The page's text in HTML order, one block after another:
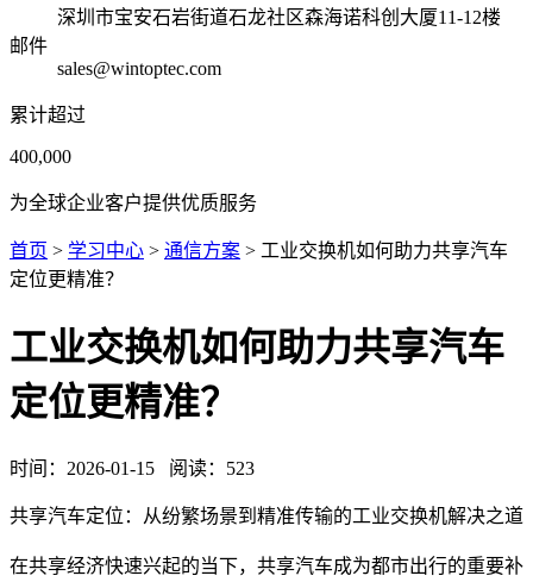
深圳市宝安石岩街道石龙社区森海诺科创大厦11-12楼
邮件
sales@wintoptec.com
累计超过
400,000
为全球企业客户提供优质服务
首页 > 学习中心 > 通信方案 > 工业交换机如何助力共享汽车
定位更精准？
工业交换机如何助力共享汽车
定位更精准？
时间： 2026-01-15 阅读： 523
共享汽车定位：从纷繁场景到精准传输的工业交换机解决之道
在共享经济快速兴起的当下，共享汽车成为都市出行的重要补